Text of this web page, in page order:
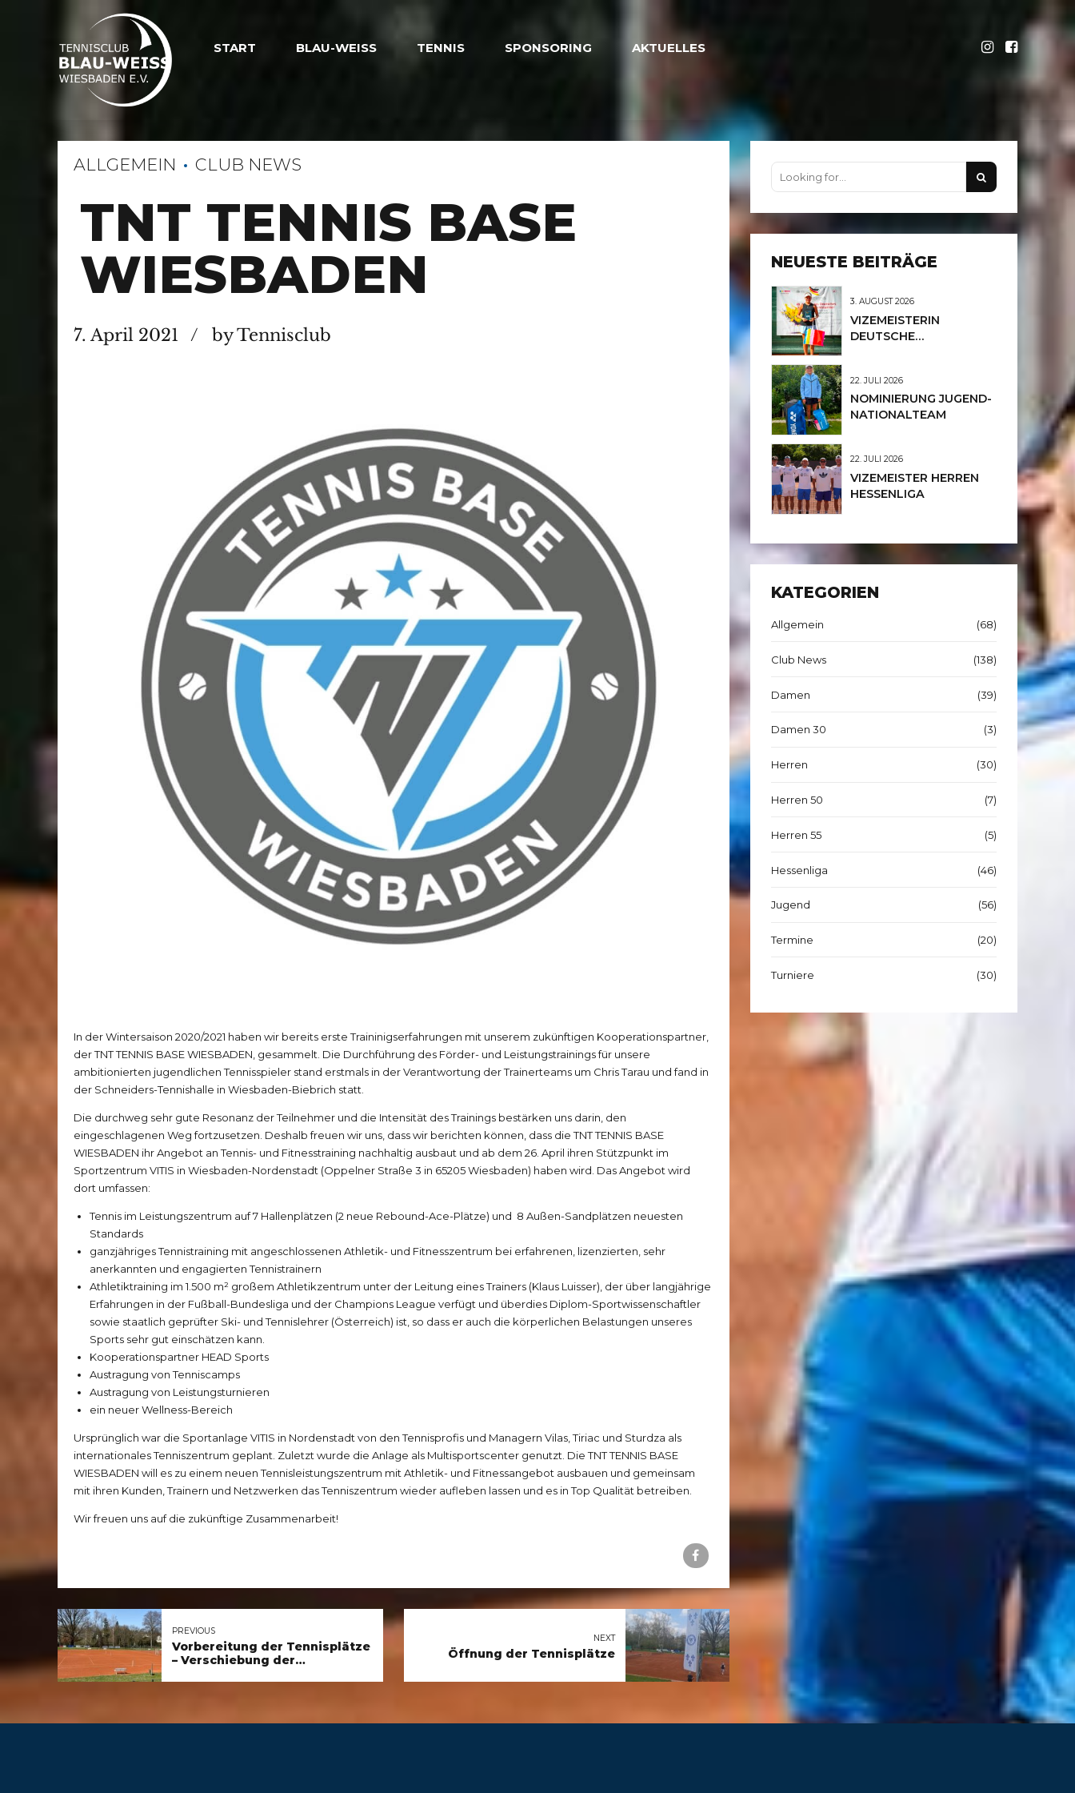
START BLAU-WEISS TENNIS SPONSORING AKTUELLES
ALLGEMEIN CLUB NEWS
TNT TENNIS BASE
WIESBADEN
7. April 2021 by Tennisclub
In der Wintersaison 2020/2021 haben wir bereits erste Traininigserfahrungen mit unserem zukünftigen Kooperationspartner,
der TNT TENNIS BASE WIESBADEN, gesammelt. Die Durchführung des Förder- und Leistungstrainings für unsere
ambitionierten jugendlichen Tennisspieler stand erstmals in der Verantwortung der Trainerteams um Chris Tarau und fand in
der Schneiders-Tennishalle in Wiesbaden-Biebrich statt.
Die durchweg sehr gute Resonanz der Teilnehmer und die Intensität des Trainings bestärken uns darin, den
eingeschlagenen Weg fortzusetzen. Deshalb freuen wir uns, dass wir berichten können, dass die TNT TENNIS BASE
WIESBADEN ihr Angebot an Tennis- und Fitnesstraining nachhaltig ausbaut und ab dem 26. April ihren Stützpunkt im
Sportzentrum VITIS in Wiesbaden-Nordenstadt (Oppelner Straße 3 in 65205 Wiesbaden) haben wird. Das Angebot wird
dort umfassen:
Tennis im Leistungszentrum auf 7 Hallenplätzen (2 neue Rebound-Ace-Plätze) und 8 Außen-Sandplätzen neuesten
Standards
ganzjähriges Tennistraining mit angeschlossenen Athletik- und Fitnesszentrum bei erfahrenen, lizenzierten, sehr
anerkannten und engagierten Tennistrainern
Athletiktraining im 1.500 m² großem Athletikzentrum unter der Leitung eines Trainers (Klaus Luisser), der über langjährige
Erfahrungen in der Fußball-Bundesliga und der Champions League verfügt und überdies Diplom-Sportwissenschaftler
sowie staatlich geprüfter Ski- und Tennislehrer (Österreich) ist, so dass er auch die körperlichen Belastungen unseres
Sports sehr gut einschätzen kann.
Kooperationspartner HEAD Sports
Austragung von Tenniscamps
Austragung von Leistungsturnieren
ein neuer Wellness-Bereich
Ursprünglich war die Sportanlage VITIS in Nordenstadt von den Tennisprofis und Managern Vilas, Tiriac und Sturdza als
internationales Tenniszentrum geplant. Zuletzt wurde die Anlage als Multisportscenter genutzt. Die TNT TENNIS BASE
WIESBADEN will es zu einem neuen Tennisleistungszentrum mit Athletik- und Fitnessangebot ausbauen und gemeinsam
mit ihren Kunden, Trainern und Netzwerken das Tenniszentrum wieder aufleben lassen und es in Top Qualität betreiben.
Wir freuen uns auf die zukünftige Zusammenarbeit!
PREVIOUS
Vorbereitung der Tennisplätze
– Verschiebung der
NEXT
Öffnung der Tennisplätze
NEUESTE BEITRÄGE
3. AUGUST 2026
VIZEMEISTERIN
DEUTSCHE
22. JULI 2026
NOMINIERUNG JUGEND-
NATIONALTEAM
22. JULI 2026
VIZEMEISTER HERREN
HESSENLIGA
KATEGORIEN
Allgemein (68)
Club News (138)
Damen (39)
Damen 30 (3)
Herren (30)
Herren 50 (7)
Herren 55 (5)
Hessenliga (46)
Jugend (56)
Termine (20)
Turniere (30)